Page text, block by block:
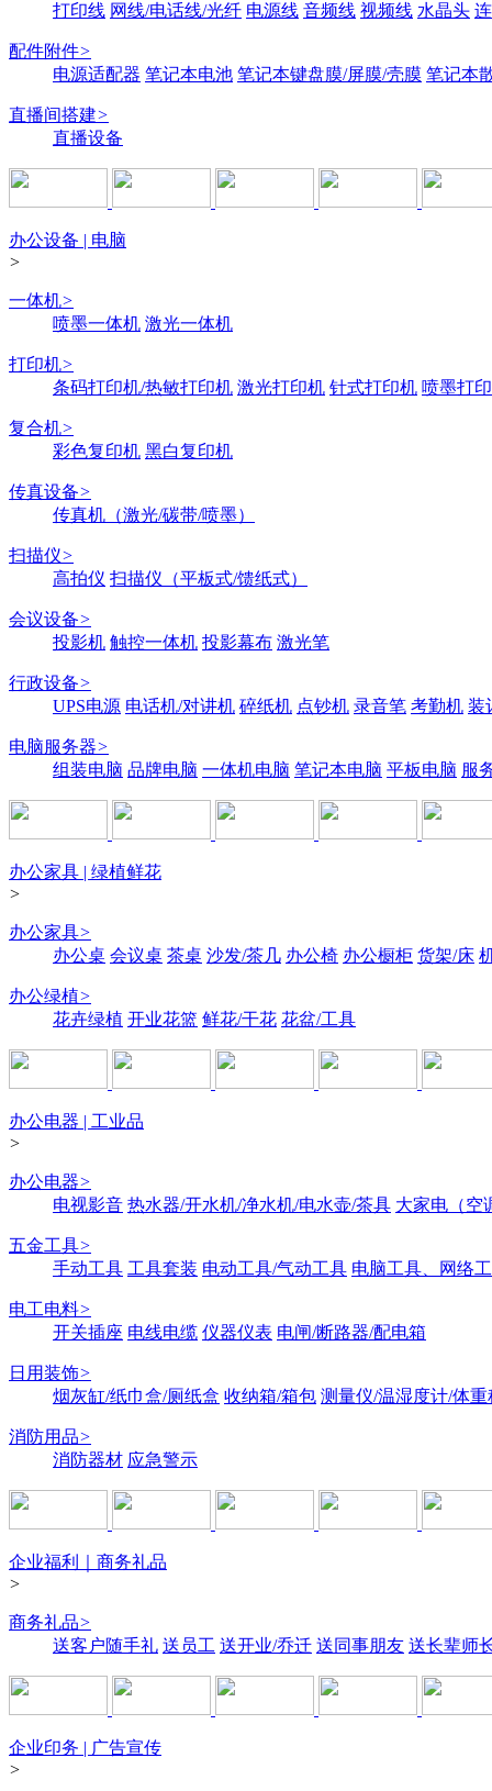
打印线 网线/电话线/光纤 电源线 音频线 视频线 水晶头
配件附件>
电源适配器 笔记本电池 笔记本键盘膜/屏膜/壳膜 笔记本
直播间搭建>
直播设备
办公设备 | 电脑
>
一体机>
喷墨一体机 激光一体机
打印机>
条码打印机/热敏打印机 激光打印机 针式打印机 喷墨打
复合机>
彩色复印机 黑白复印机
传真设备>
传真机（激光/碳带/喷墨）
扫描仪>
高拍仪 扫描仪（平板式/馈纸式）
会议设备>
投影机 触控一体机 投影幕布 激光笔
行政设备>
UPS电源 电话机/对讲机 碎纸机 点钞机 录音笔 考勤机 装
电脑服务器>
组装电脑 品牌电脑 一体机电脑 笔记本电脑 平板电脑 服
办公家具 | 绿植鲜花
>
办公家具>
办公桌 会议桌 茶桌 沙发/茶几 办公椅 办公橱柜 货架/床
办公绿植>
花卉绿植 开业花篮 鲜花/干花 花盆/工具
办公电器 | 工业品
>
办公电器>
电视影音 热水器/开水机/净水机/电水壶/茶具 大家电（空
五金工具>
手动工具 工具套装 电动工具/气动工具 电脑工具、网络
电工电料>
开关插座 电线电缆 仪器仪表 电闸/断路器/配电箱
日用装饰>
烟灰缸/纸巾盒/厕纸盒 收纳箱/箱包 测量仪/温湿度计/体重
消防用品>
消防器材 应急警示
企业福利｜商务礼品
>
商务礼品>
送客户随手礼 送员工 送开业/乔迁 送同事朋友 送长辈师
企业印务 | 广告宣传
>